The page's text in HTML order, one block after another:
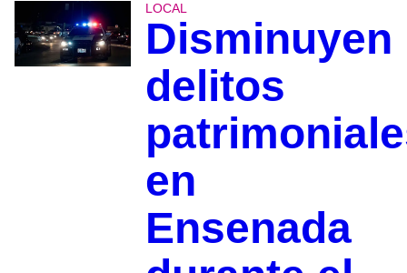
LOCAL
Disminuyen
delitos
en
Ensenada